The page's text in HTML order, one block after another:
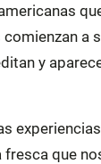
a
y
fresca que